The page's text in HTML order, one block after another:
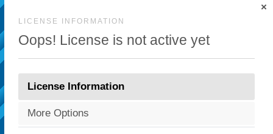
LICENSE INFORMATION
Oops! License is not active yet
×
License Information
More Options